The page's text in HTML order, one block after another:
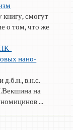
книгу, смогут
о том, что же
нано-
в.н.с.
на
...